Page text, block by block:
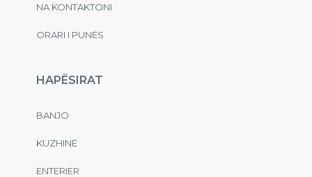
NA KONTAKTONI
ORARI I PUNËS
HAPËSIRAT
BANJO
KUZHINË
ENTERIER